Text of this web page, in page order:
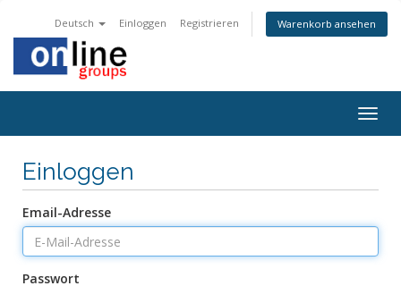
Deutsch Einloggen Registrieren Warenkorb ansehen
Einloggen
Email-Adresse
Passwort